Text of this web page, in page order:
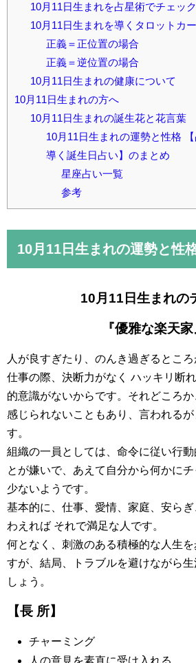
10月11日生まれを占星術でチェック
10月11日生まれを導くタロットカ
正義＝正位置の場合
正義＝逆位置の場合
10月11日生まれの健康について
10月11日生まれの方へ
10月11日生まれの誕生花と花言葉
10月11日生まれの運勢と性格
導く誕生日占い】のまとめ
星座占い一覧
参考
10月11日 生まれの運勢と性
10月11日生まれの
『優雅な楽天家
人が良すぎたり、のんき過ぎるところ
仕事の際、決断力がなく ハッキリ断
的意識がないからです。それどころ
感じられないこともあり、言われる
す。
組織の一員としては、命令に従い行
とが嫌いで、あえて自分から何かに
少ないようです。
基本的に、仕事、愛情、家庭、安ら
わえれば それで満足な人です。
何となく、刺激のある積極的な人生
すが、結局、トラブルを避けながら
しょう。
【長 所】
チャーミング
人の意見を素直に受け入れる